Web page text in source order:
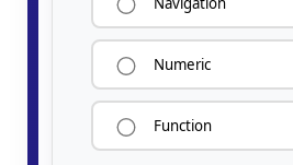
Numeric
Function